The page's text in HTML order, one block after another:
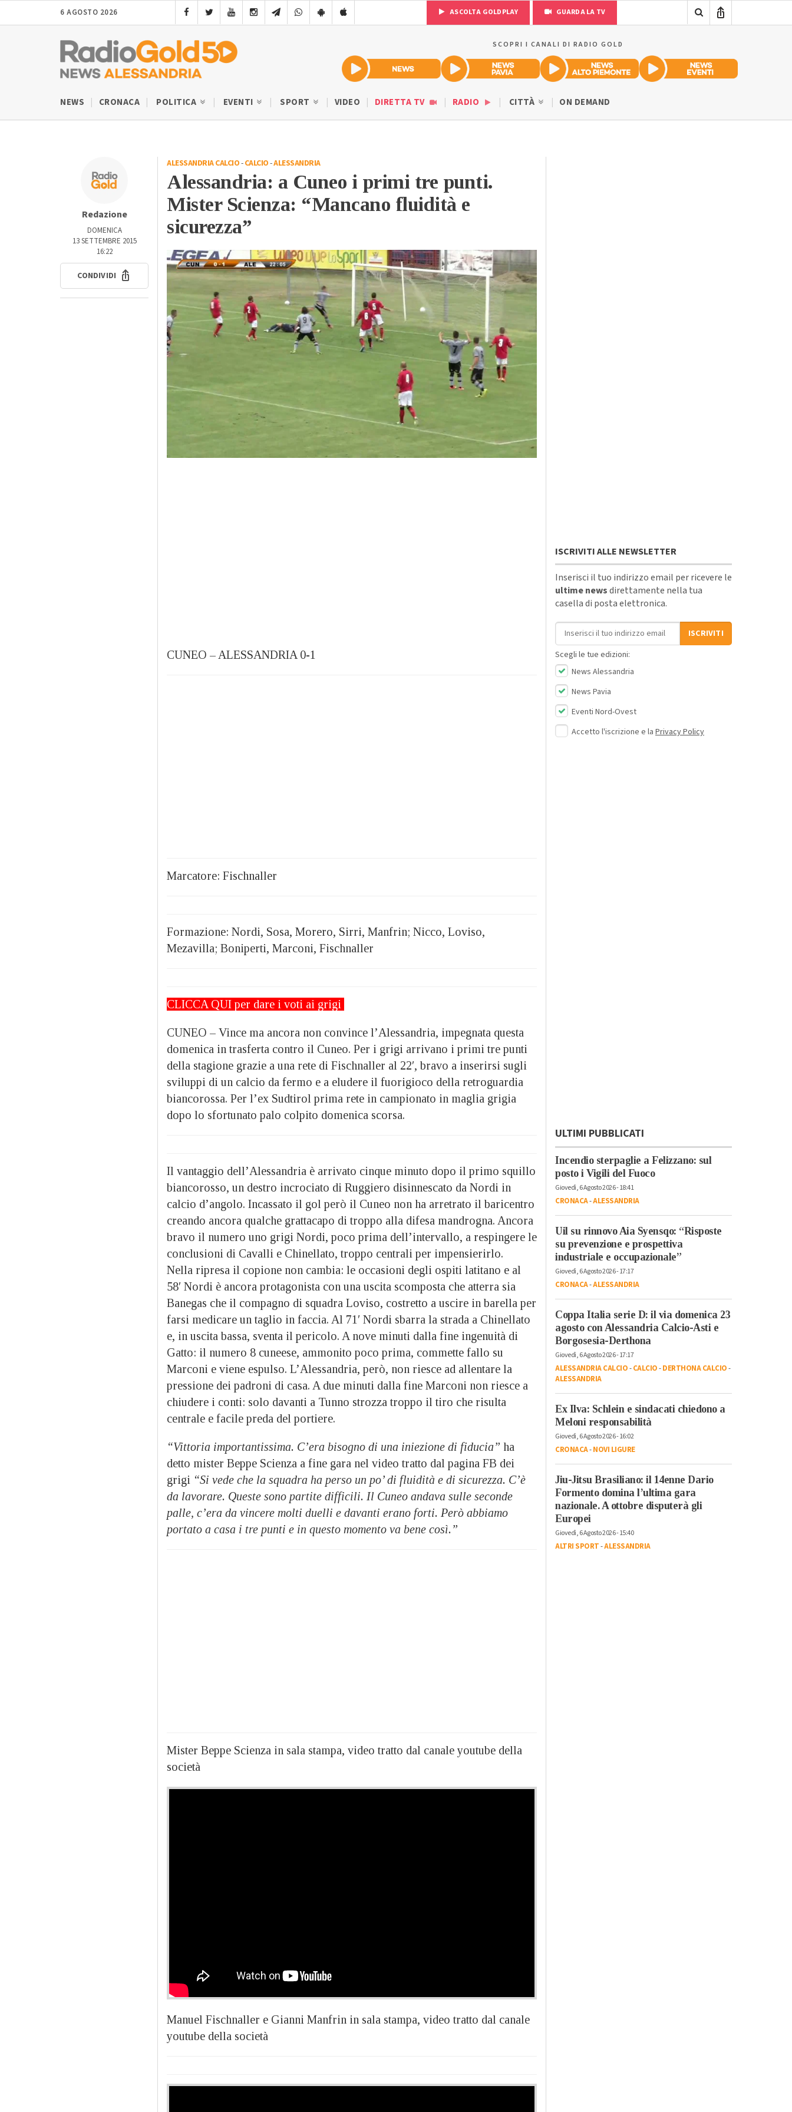
6 AGOSTO 2026 ASCOLTA GOLDPLAY GUARDA LA TV
SCOPRI I CANALI DI RADIO GOLD
NEWS CRONACA POLITICA EVENTI SPORT VIDEO DIRETTA TV RADIO CITTÀ ON DEMAND
Redazione
DOMENICA
13 SETTEMBRE 2015
16:22
CONDIVIDI
ALESSANDRIA CALCIO-CALCIO-ALESSANDRIA
Alessandria: a Cuneo i primi tre punti.
Mister Scienza: “Mancano fluidità e
sicurezza”
CUNEO – ALESSANDRIA 0-1
Marcatore: Fischnaller
Formazione: Nordi, Sosa, Morero, Sirri, Manfrin; Nicco, Loviso,
Mezavilla; Boniperti, Marconi, Fischnaller
CLICCA QUI per dare i voti ai grigi
CUNEO – Vince ma ancora non convince l’Alessandria, impegnata questa
domenica in trasferta contro il Cuneo. Per i grigi arrivano i primi tre punti
della stagione grazie a una rete di Fischnaller al 22′, bravo a inserirsi sugli
sviluppi di un calcio da fermo e a eludere il fuorigioco della retroguardia
biancorossa. Per l’ex Sudtirol prima rete in campionato in maglia grigia
dopo lo sfortunato palo colpito domenica scorsa.
Il vantaggio dell’Alessandria è arrivato cinque minuto dopo il primo squillo
biancorosso, un destro incrociato di Ruggiero disinnescato da Nordi in
calcio d’angolo. Incassato il gol però il Cuneo non ha arretrato il baricentro
creando ancora qualche grattacapo di troppo alla difesa mandrogna. Ancora
bravo il numero uno grigi Nordi, poco prima dell’intervallo, a respingere le
conclusioni di Cavalli e Chinellato, troppo centrali per impensierirlo.
Nella ripresa il copione non cambia: le occasioni degli ospiti latitano e al
58′ Nordi è ancora protagonista con una uscita scomposta che atterra sia
Banegas che il compagno di squadra Loviso, costretto a uscire in barella per
farsi medicare un taglio in faccia. Al 71′ Nordi sbarra la strada a Chinellato
e, in uscita bassa, sventa il pericolo. A nove minuti dalla fine ingenuità di
Gatto: il numero 8 cuneese, ammonito poco prima, commette fallo su
Marconi e viene espulso. L’Alessandria, però, non riesce ad allentare la
pressione dei padroni di casa. A due minuti dalla fine Marconi non riesce a
chiudere i conti: solo davanti a Tunno strozza troppo il tiro che risulta
centrale e facile preda del portiere.
“Vittoria importantissima. C’era bisogno di una iniezione di fiducia” ha
detto mister Beppe Scienza a fine gara nel video tratto dal pagina FB dei
grigi “Si vede che la squadra ha perso un po’ di fluidità e di sicurezza. C’è
da lavorare. Queste sono partite difficili. Il Cuneo andava sulle seconde
palle, c’era da vincere molti duelli e davanti erano forti. Però abbiamo
portato a casa i tre punti e in questo momento va bene così.”
Mister Beppe Scienza in sala stampa, video tratto dal canale youtube della
società
Manuel Fischnaller e Gianni Manfrin in sala stampa, video tratto dal canale
youtube della società
ISCRIVITI ALLE NEWSLETTER
Inserisci il tuo indirizzo email per ricevere le
ultime newsdirettamente nella tua
casella di posta elettronica.
Indirizzo email
ISCRIVITI
Scegli le tue edizioni:
News Alessandria
News Pavia
Eventi Nord-Ovest
Accetto l'iscrizione e la Privacy Policy
ULTIMI PUBBLICATI
Incendio sterpaglie a Felizzano: sul
posto i Vigili del Fuoco
Giovedì, 6 Agosto 2026 - 18:41
CRONACA-ALESSANDRIA
Uil su rinnovo Aia Syensqo: “Risposte
su prevenzione e prospettiva
industriale e occupazionale”
Giovedì, 6 Agosto 2026 - 17:17
CRONACA-ALESSANDRIA
Coppa Italia serie D: il via domenica 23
agosto con Alessandria Calcio-Asti e
Borgosesia-Derthona
Giovedì, 6 Agosto 2026 - 17:17
ALESSANDRIA CALCIO-CALCIO-DERTHONA CALCIO-
ALESSANDRIA
Ex Ilva: Schlein e sindacati chiedono a
Meloni responsabilità
Giovedì, 6 Agosto 2026 - 16:02
CRONACA-NOVI LIGURE
Jiu-Jitsu Brasiliano: il 14enne Dario
Formento domina l’ultima gara
nazionale. A ottobre disputerà gli
Europei
Giovedì, 6 Agosto 2026 - 15:40
ALTRI SPORT-ALESSANDRIA